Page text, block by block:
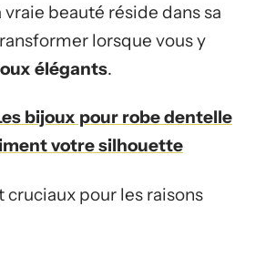
beauté réside dans sa
lorsque vous y
élégants.
bijoux pour robe dentelle
votre silhouette
cruciaux pour les raisons